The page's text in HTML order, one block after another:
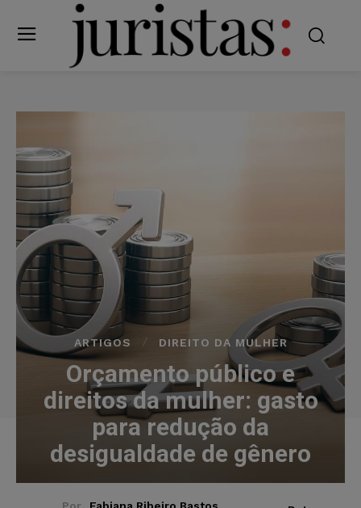
ARTIGOS DIREITO DA MULHER
Orçamento público e
direitos da mulher: gasto
para redução da
desigualdade de gênero
Por Fabiana Ribeiro Bastos